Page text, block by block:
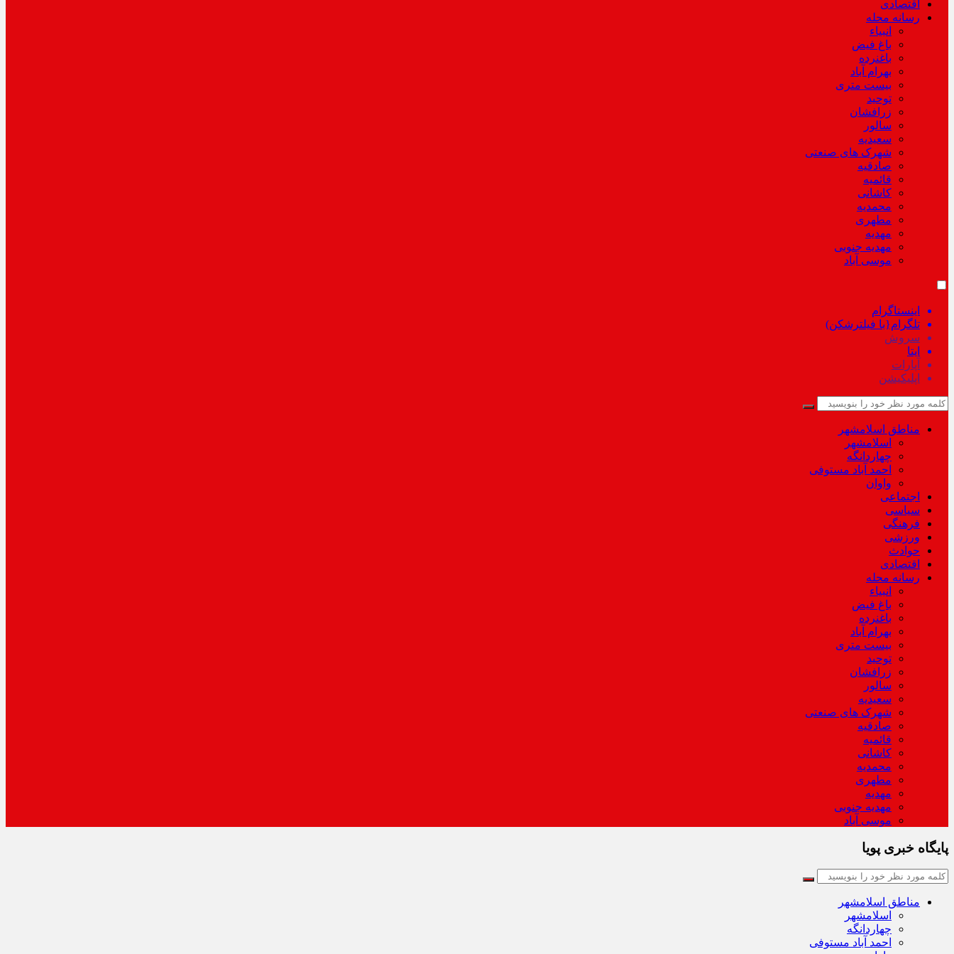
اقتصادی
رسانه محله
انبیاء
باغ فیض
باغنرده
بهرام آباد
بیست متری
توحید
زرافشان
سالور
سعیدیه
شهرک های صنعتی
صادقیه
قائمیه
کاشانی
محمدیه
مطهری
مهدیه
مهدیه جنوبی
موسی آباد
اینستاگرام
تلگرام{با فیلترشکن)
سروش
ایتا
آپارات
اپلیکیشن
مناطق اسلامشهر
اسلامشهر
چهاردانگه
احمد آباد مستوفی
واوان
اجتماعی
سیاسی
فرهنگی
ورزشی
حوادث
اقتصادی
رسانه محله
انبیاء
باغ فیض
باغنرده
بهرام آباد
بیست متری
توحید
زرافشان
سالور
سعیدیه
شهرک های صنعتی
صادقیه
قائمیه
کاشانی
محمدیه
مطهری
مهدیه
مهدیه جنوبی
موسی آباد
پایگاه خبری پویا
مناطق اسلامشهر
اسلامشهر
چهاردانگه
احمد آباد مستوفی